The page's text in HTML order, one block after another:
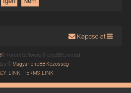
Kapcsolat
® Forum Software © phpBB Limited
© Magyar phpBB Közösség
|TERMS_LINK